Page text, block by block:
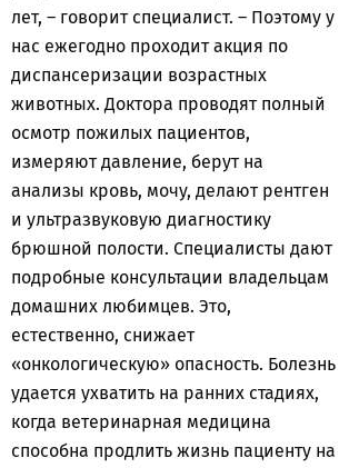
лет, – говорит специалист. – Поэтому у
нас ежегодно проходит акция по
диспансеризации возрастных
животных. Доктора проводят полный
осмотр пожилых пациентов,
измеряют давление, берут на
анализы кровь, мочу, делают рентген
и ультразвуковую диагностику
брюшной полости. Специалисты дают
подробные консультации владельцам
домашних любимцев. Это,
естественно, снижает
«онкологическую» опасность. Болезнь
удается ухватить на ранних стадиях,
когда ветеринарная медицина
способна продлить жизнь пациенту на